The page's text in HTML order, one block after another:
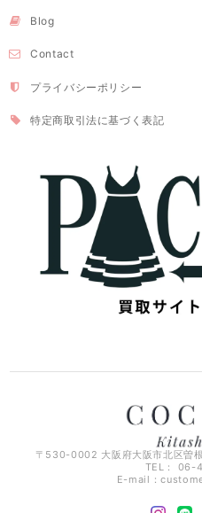
Blog
Contact
プライバシーポリシー
特定商取引法に基づく表記
〒530-0002 大阪府大阪市北区曽
TEL： 06-
E-mail：